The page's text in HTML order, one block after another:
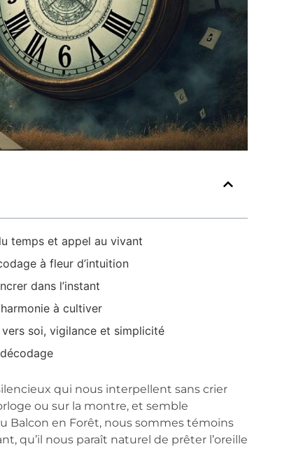
temps et appel au vivant
à fleur d’intuition
dans l’instant
à cultiver
soi, vigilance et simplicité
qui nous interpellent sans crier
ou sur la montre, et semble
Balcon en Forêt, nous sommes témoins
qu’il nous paraît naturel de prêter l’oreille